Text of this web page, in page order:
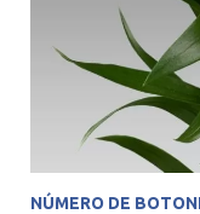
NÚMERO DE